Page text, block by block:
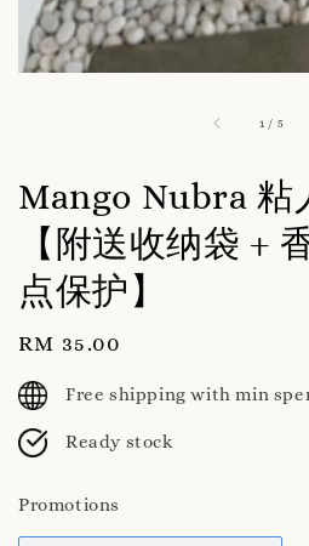
1 / 5
Mango Nubra 粘
【附送收纳袋 +
点保护】
Regular
price
RM 35.00
Free shipping with min
Ready stock
Promotions